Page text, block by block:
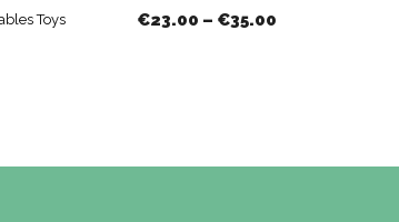
Toys €23.00 – €35.00